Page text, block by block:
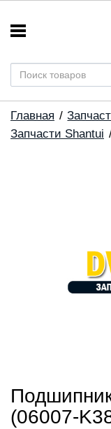
Главная
Запчасти Shantui
(06007-